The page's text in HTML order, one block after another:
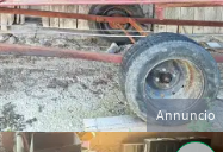
Annuncio